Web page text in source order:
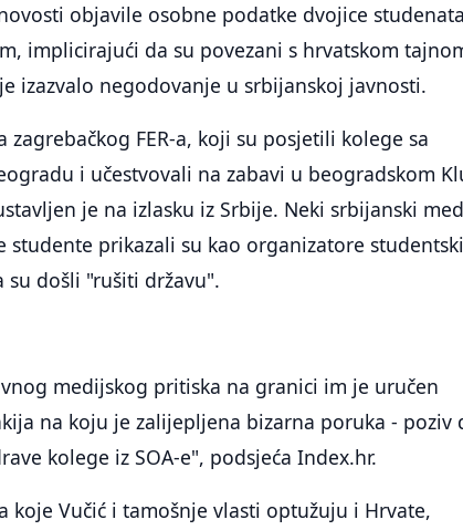
objavile osobne podatke dvojice
implicirajući da su povezani s hrvatskom
izazvalo negodovanje u srbijanskoj javnosti.
zagrebačkog FER-a, koji su posjetili kolege sa
i učestvovali na zabavi u beogradskom
je na izlasku iz Srbije. Neki srbijanski
studente prikazali su kao organizatore
su došli "rušiti državu".
medijskog pritiska na granici im je uručen
na koju je zalijepljena bizarna poruka - poziv
kolege iz SOA-e", podsjeća Index.hr.
koje Vučić i tamošnje vlasti optužuju i Hrvate,